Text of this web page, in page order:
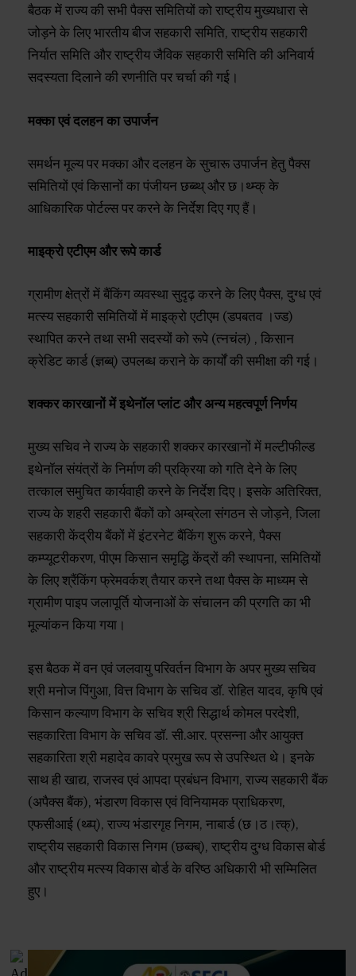
बैठक में राज्य की सभी पैक्स समितियों को राष्ट्रीय मुख्यधारा से
जोड़ने के लिए भारतीय बीज सहकारी समिति, राष्ट्रीय सहकारी
निर्यात समिति और राष्ट्रीय जैविक सहकारी समिति की अनिवार्य
सदस्यता दिलाने की रणनीति पर चर्चा की गई।
मक्का एवं दलहन का उपार्जन
समर्थन मूल्य पर मक्का और दलहन के सुचारू उपार्जन हेतु पैक्स
समितियों एवं किसानों का पंजीयन छब्ब्थ् और छ।थ्म्क् के
आधिकारिक पोर्टल्स पर करने के निर्देश दिए गए हैं।
माइक्रो एटीएम और रूपे कार्ड
ग्रामीण क्षेत्रों में बैंकिंग व्यवस्था सुदृढ़ करने के लिए पैक्स, दुग्ध एवं
मत्स्य सहकारी समितियों में माइक्रो एटीएम (डपबतव ।ज्ड)
स्थापित करने तथा सभी सदस्यों को रूपे (त्नचंल) , किसान
क्रेडिट कार्ड (ज्ञब्ब्) उपलब्ध कराने के कार्यों की समीक्षा की गई।
शक्कर कारखानों में इथेनॉल प्लांट और अन्य महत्वपूर्ण निर्णय
मुख्य सचिव ने राज्य के सहकारी शक्कर कारखानों में मल्टीफील्ड
इथेनॉल संयंत्रों के निर्माण की प्रक्रिया को गति देने के लिए
तत्काल समुचित कार्यवाही करने के निर्देश दिए। इसके अतिरिक्त,
राज्य के शहरी सहकारी बैंकों को अम्ब्रेला संगठन से जोड़ने, जिला
सहकारी केंद्रीय बैंकों में इंटरनेट बैंकिंग शुरू करने, पैक्स
कम्प्यूटरीकरण, पीएम किसान समृद्धि केंद्रों की स्थापना, समितियों
के लिए श्रैंकिंग फ्रेमवर्कश् तैयार करने तथा पैक्स के माध्यम से
ग्रामीण पाइप जलापूर्ति योजनाओं के संचालन की प्रगति का भी
मूल्यांकन किया गया।
इस बैठक में वन एवं जलवायु परिवर्तन विभाग के अपर मुख्य सचिव
श्री मनोज पिंगुआ, वित्त विभाग के सचिव डॉ. रोहित यादव, कृषि एवं
किसान कल्याण विभाग के सचिव श्री सिद्धार्थ कोमल परदेशी,
सहकारिता विभाग के सचिव डॉ. सी.आर. प्रसन्ना और आयुक्त
सहकारिता श्री महादेव कावरे प्रमुख रूप से उपस्थित थे। इनके
साथ ही खाद्य, राजस्व एवं आपदा प्रबंधन विभाग, राज्य सहकारी बैंक
(अपैक्स बैंक), भंडारण विकास एवं विनियामक प्राधिकरण,
एफसीआई (थ्ब्प्), राज्य भंडारगृह निगम, नाबार्ड (छ।ठ।त्क्),
राष्ट्रीय सहकारी विकास निगम (छब्क्ब्), राष्ट्रीय दुग्ध विकास बोर्ड
और राष्ट्रीय मत्स्य विकास बोर्ड के वरिष्ठ अधिकारी भी सम्मिलित
हुए।